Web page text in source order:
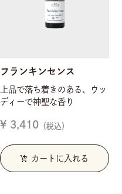
フランキンセンス
上品で落ち着きのある、ウッ
ディーで神聖な香り
¥ 3,410 （税込）
add_shopping_cart カートに入れる